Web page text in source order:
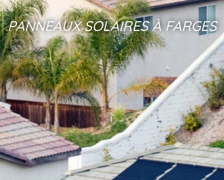
PANNEAUX SOLAIRES À FARGES